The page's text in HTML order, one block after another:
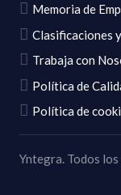
Memoria de
Clasificaciones
Trabaja con
Política de
Política de
Yntegra. Todos